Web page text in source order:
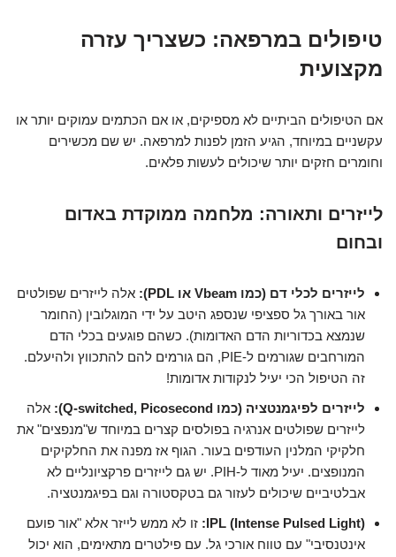
טיפולים במרפאה: כשצריך עזרה
מקצועית
אם הטיפולים הביתיים לא מספיקים, או אם הכתמים עמוקים יותר או
עקשניים במיוחד, הגיע הזמן לפנות למרפאה. יש שם מכשירים
וחומרים חזקים יותר שיכולים לעשות פלאים.
לייזרים ותאורה: מלחמה ממוקדת באדום
ובחום
לייזרים לכלי דם (כמו Vbeam או PDL):
אלה לייזרים שפולטים
אור באורך גל ספציפי שנספג היטב על ידי המוגלובין (החומר
שנמצא בכדוריות הדם האדומות). כשהם פוגעים בכלי הדם
המורחבים שגורמים ל-PIE, הם גורמים להם להתכווץ ולהיעלם.
זה הטיפול הכי יעיל לנקודות אדומות!
לייזרים לפיגמנטציה (כמו Q-switched, Picosecond):
אלה
לייזרים שפולטים אנרגיה בפולסים קצרים במיוחד ש"מנפצים" את
חלקיקי המלנין העודפים בעור. הגוף אז מפנה את החלקיקים
המנופצים. יעיל מאוד ל-PIH. יש גם לייזרים פרקציונליים לא
אבלטיביים שיכולים לעזור גם בטקסטורה וגם בפיגמנטציה.
IPL (Intense Pulsed Light): זו לא ממש לייזר אלא "אור פועם
אינטנסיבי" עם טווח אורכי גל. עם פילטרים מתאימים, הוא יכול